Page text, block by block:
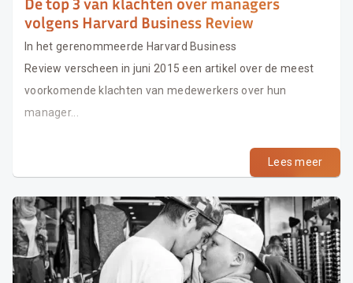
volgens Harvard Business Review
In het gerenommeerde Harvard Business
Review verscheen in juni 2015 een artikel over de meest
voorkomende klachten van medewerkers over hun
manager...
Lees meer